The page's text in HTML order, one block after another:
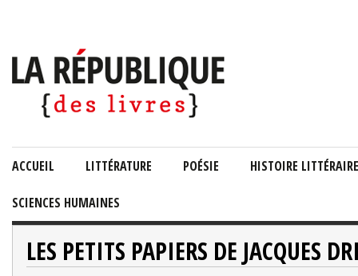
ACCUEIL LITTÉRATURE POÉSIE HISTOIRE LITTÉRAIRE
SCIENCES HUMAINES
LES PETITS PAPIERS DE JACQUES